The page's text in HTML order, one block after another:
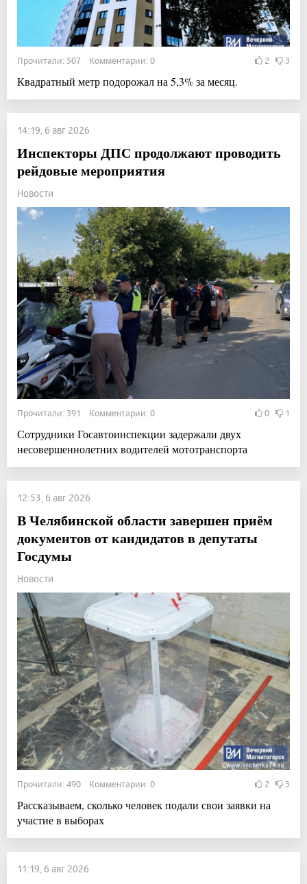
Прочитали: 507 Комментарии: 0 2 3
Квадратный метр подорожал на 5,3% за месяц.
14:19, 6 авг 2026
Инспекторы ДПС продолжают проводить
рейдовые мероприятия
Новости
Прочитали: 391 Комментарии: 0 0 1
Сотрудники Госавтоинспекции задержали двух
несовершеннолетних водителей мототранспорта
12:53, 6 авг 2026
В Челябинской области завершен приём
документов от кандидатов в депутаты
Госдумы
Новости
Прочитали: 490 Комментарии: 0 2 3
Рассказываем, сколько человек подали свои заявки на
участие в выборах
11:19, 6 авг 2026